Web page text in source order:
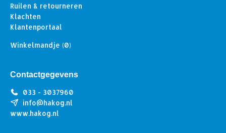
Ruilen & retourneren
Klachten
Klantenportaal
Winkelmandje (0)
Contactgegevens
033 - 3037960
info@hakog.nl
www.hakog.nl